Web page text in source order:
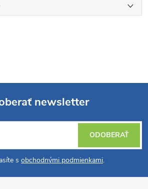
newsletter
s obchodnými podmienkami.
ODOBERAŤ